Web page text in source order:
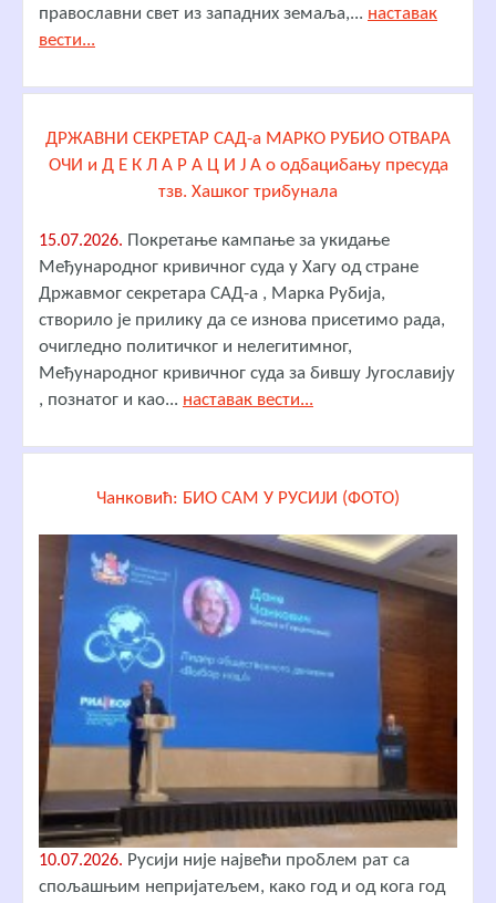
православни свет из западних земаља,... наставак
вести...
ДРЖАВНИ СЕКРЕТАР САД-а МАРКО РУБИО ОТВАРА
ОЧИ и Д Е К Л А Р А Ц И Ј А о одбацибању пресуда
тзв. Хашког трибунала
15.07.2026. Покретање кампање за укидање
Међународног кривичног суда у Хагу од стране
Државмог секретара САД-а , Марка Рубија,
створило је прилику да се изнова присетимо рада,
очигледно политичког и нелегитимног,
Међународног кривичног суда за бившу Југославију
, познатог и као... наставак вести...
Чанковић: БИО САМ У РУСИЈИ (ФОТО)
10.07.2026. Русији није највећи проблем рат са
спољашњим непријатељем, како год и од кога год